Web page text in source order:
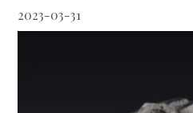
2023-03-31